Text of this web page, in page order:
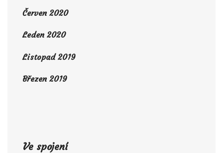
Červen 2020
Leden 2020
Listopad 2019
Březen 2019
Ve spojení